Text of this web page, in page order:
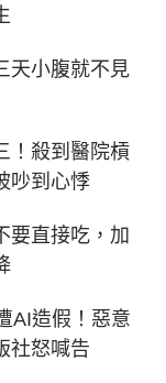
天小腹就不見
！殺到醫院槓
吵到心悸
要直接吃，加
AI造假！惡意
社怒喊告